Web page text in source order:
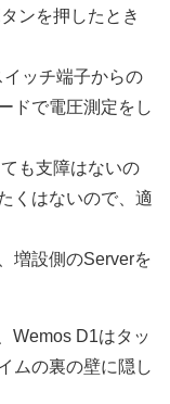
ンを押したとき
ッチ端子からの
ドで電圧測定をし
も支障はないの
くはないので、適
増設側のServerを
Wemos D1はタッ
ムの裏の壁に隠し